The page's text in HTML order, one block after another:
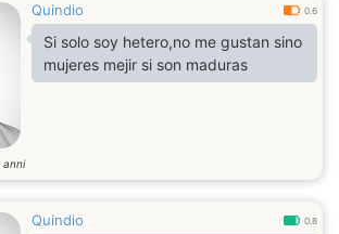
Quindio 0.6
Si solo soy hetero,no me gustan sino
mujeres mejir si son maduras
anni
Quindio 0.8